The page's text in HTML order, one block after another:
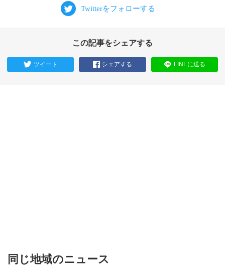
この記事をシェアする
ツイート シェアする LINEに送る
同じ地域のニュース